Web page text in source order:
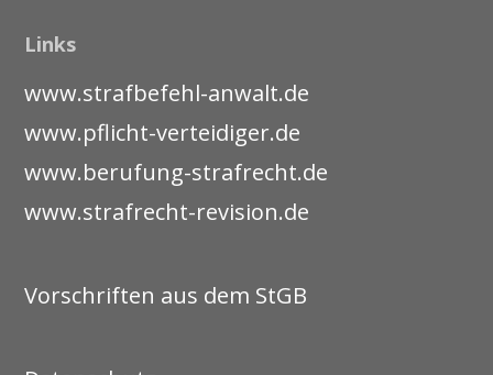
Links
www.strafbefehl-anwalt.de
www.pflicht-verteidiger.de
www.berufung-strafrecht.de
www.strafrecht-revision.de
Vorschriften aus dem StGB